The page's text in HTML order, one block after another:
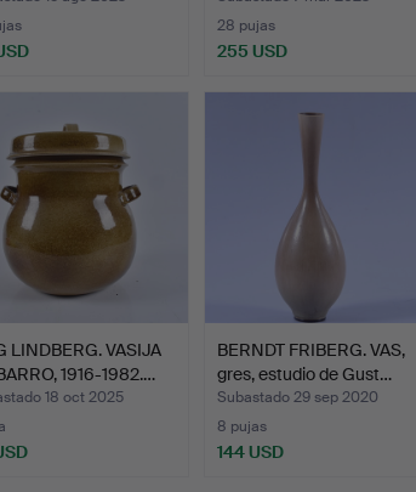
28 pujas
255 USD
LINDBERG. VASIJA
1916-1982.…
18 oct 2025
BERNDT FRIBERG. VAS,
gres, estudio de Gust…
Subastado 29 sep 2020
8 pujas
144 USD